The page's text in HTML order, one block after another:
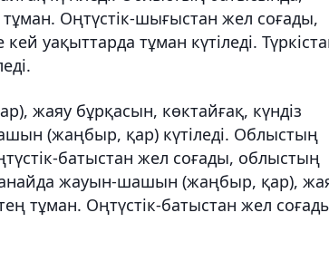
тұман. Оңтүстік-шығыстан жел соғады,
уақыттарда тұман күтіледі.
жаяу бұрқасын, көктайғақ, күндіз
(жаңбыр, қар) күтіледі. Облыстың
батыстан жел соғады, облыстың
жауын-шашын (жаңбыр, қар),
тұман. Оңтүстік-батыстан жел